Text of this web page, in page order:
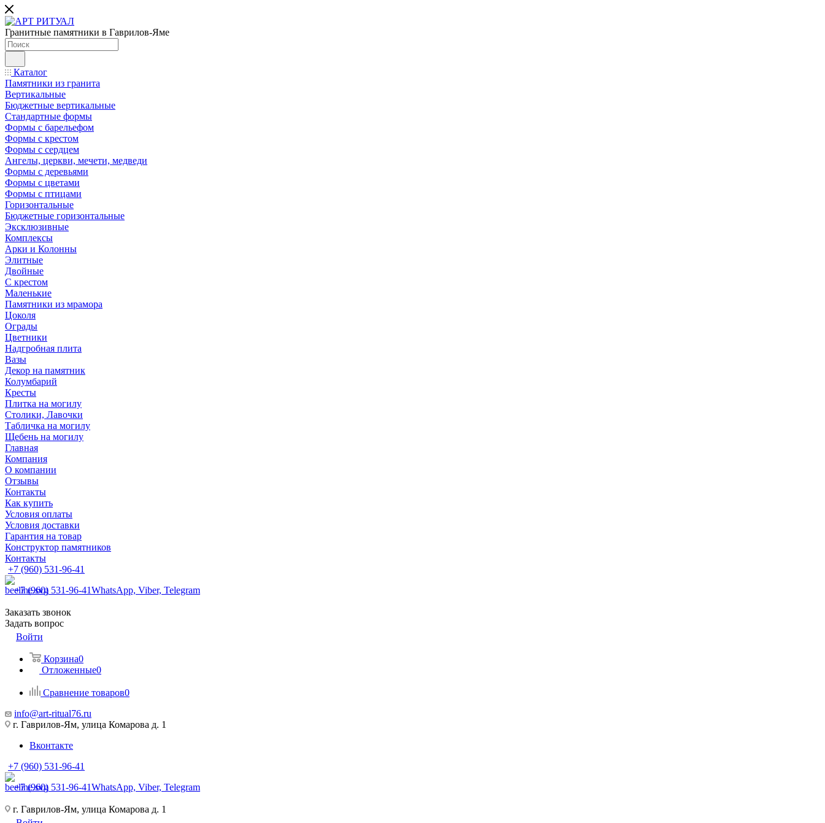
Гранитные памятники в Гаврилов-Яме
Каталог
Памятники из гранита
Вертикальные
Бюджетные вертикальные
Стандартные формы
Формы с барельефом
Формы с крестом
Формы с сердцем
Ангелы, церкви, мечети, медведи
Формы с деревьями
Формы с цветами
Формы с птицами
Горизонтальные
Бюджетные горизонтальные
Эксклюзивные
Комплексы
Арки и Колонны
Элитные
Двойные
С крестом
Маленькие
Памятники из мрамора
Цоколя
Ограды
Цветники
Надгробная плита
Вазы
Декор на памятник
Колумбарий
Кресты
Плитка на могилу
Столики, Лавочки
Табличка на могилу
Щебень на могилу
Главная
Компания
О компании
Отзывы
Контакты
Как купить
Условия оплаты
Условия доставки
Гарантия на товар
Конструктор памятников
Контакты
+7 (960) 531-96-41
+7 (960) 531-96-41WhatsApp, Viber, Telegram
Заказать звонок
Задать вопрос
Войти
Корзина0
Отложенные0
Сравнение товаров0
info@art-ritual76.ru
г. Гаврилов-Ям, улица Комарова д. 1
Вконтакте
+7 (960) 531-96-41
+7 (960) 531-96-41WhatsApp, Viber, Telegram
г. Гаврилов-Ям, улица Комарова д. 1